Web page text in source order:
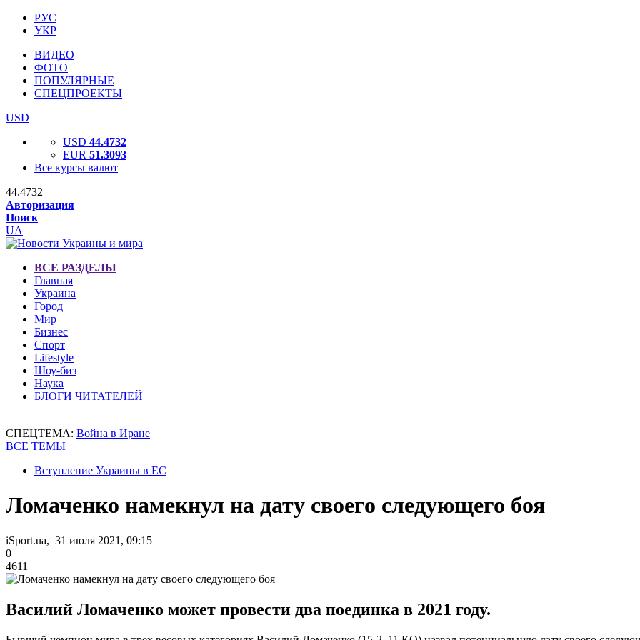
РУС
УКР
ВИДЕО
ФОТО
ПОПУЛЯРНЫЕ
СПЕЦПРОЕКТЫ
USD
USD 44.4732
EUR 51.3093
Все курсы валют
44.4732
Авторизация
Поиск
UA
ВСЕ РАЗДЕЛЫ
Главная
Украина
Город
Мир
Бизнес
Спорт
Lifestyle
Шоу-биз
Наука
БЛОГИ ЧИТАТЕЛЕЙ
СПЕЦТЕМА: Война в Иране
ВСЕ ТЕМЫ
Вступление Украины в ЕС
Ломаченко намекнул на дату своего следующего боя
iSport.ua, 31 июля 2021, 09:15
0
4611
Василий Ломаченко может провести два поединка в 2021 году.